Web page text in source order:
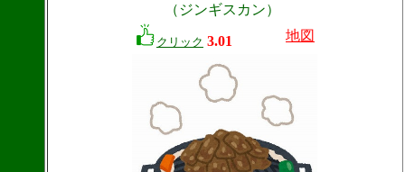
（ジンギスカン）
クリック 3.01 地図